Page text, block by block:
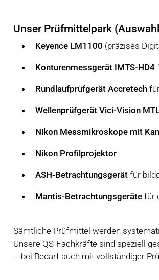
Unser Prüfmittelpark
Keyence LM1100 (präzises
Konturenmessgerät IMTS-HD4
Rundlaufprüfgerät Accretech
Wellenprüfgerät Vici-Vision
Nikon Messmikroskope mit
Nikon Profilprojektor
ASH-Betrachtungsgerätfür
Mantis-Betrachtungsgerätefür
Sämtliche Prüfmittel werden
Unsere QS-Fachkräfte sind speziell
– bei Bedarf auch mit vollständiger